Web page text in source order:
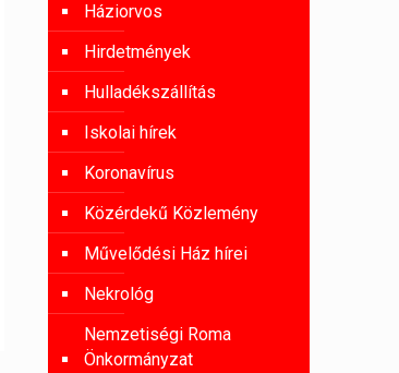
Háziorvos
Hirdetmények
Hulladékszállítás
Iskolai hírek
Koronavírus
Közérdekű Közlemény
Művelődési Ház hírei
Nekrológ
Nemzetiségi Roma
Önkormányzat